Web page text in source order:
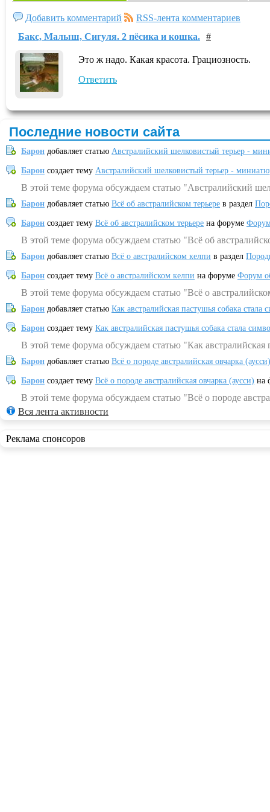
Добавить комментарий
RSS-лента комментариев
Бакс, Малыш, Сигуля. 2 пёсика и кошка. #
Это ж надо. Какая красота. Грациозность.
Ответить
Последние новости сайта
Барон добавляет статью Австралийский шелковистый терьер -
Барон создает тему Австралийский шелковистый терьер -
В этой теме форума обсуждаем статью "Австралийский
Барон добавляет статью Всё об австралийском терьере в раздел
Барон создает тему Всё об австралийском терьере на форуме
В этой теме форума обсуждаем статью "Всё об
Барон добавляет статью Всё о австралийском келпи в раздел
Барон создает тему Всё о австралийском келпи на форуме Форум
В этой теме форума обсуждаем статью "Всё о
Барон добавляет статью Как австралийская пастушья собака
Барон создает тему Как австралийская пастушья собака стала
В этой теме форума обсуждаем статью "Как
Барон добавляет статью Всё о породе австралийская овчарка (аусси)
Барон создает тему Всё о породе австралийская овчарка (аусси) на
В этой теме форума обсуждаем статью "Всё о породе
Вся лента активности
Реклама спонсоров